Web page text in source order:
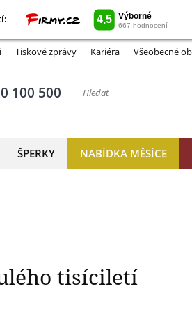
Tiskové zprávy Kariéra Všeobecné
100 500
ŠPERKY NABÍDKA MĚSÍCE
tisíciletí
sadě z